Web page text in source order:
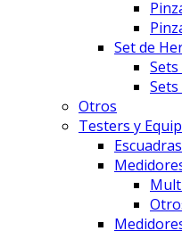
Set de
Sets
Otros
Testers y
Escuadras